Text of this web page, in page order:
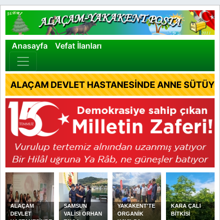
Anasayfa Vefat İlanları
ALAÇAM DEVLET HASTANESİNDE ANNE
ALAÇAM
DEVLET
SAMSUN
VALİSİ ORHAN
YAKAKENT'TE
ORGANİK
KARA ÇALI
BİTKİSİ
×